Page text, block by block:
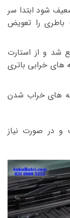
شود ابتدا سر
باطری را تعویض
شد و از استارت
های خرابی باتری
های خراب شدن
و در صورت نیاز